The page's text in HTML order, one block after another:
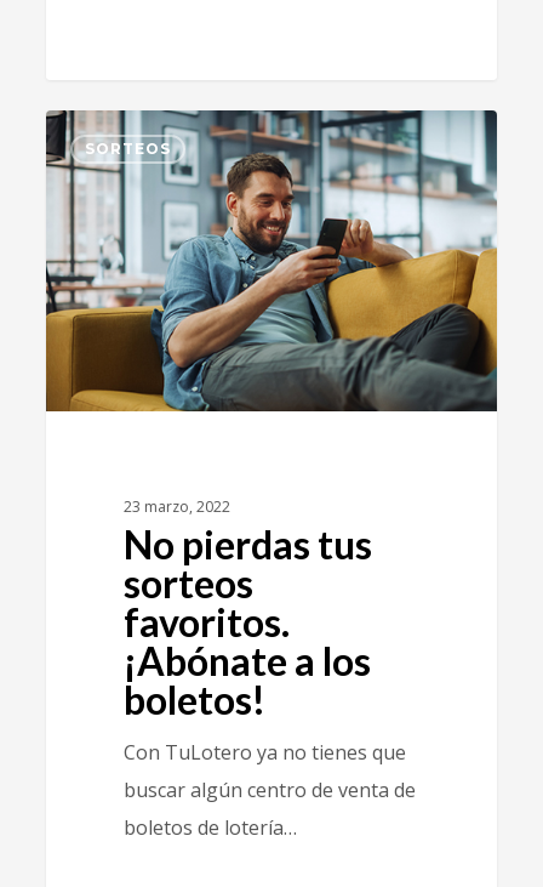
SORTEOS
23 marzo, 2022
No pierdas tus
sorteos
favoritos.
¡Abónate a los
boletos!
Con TuLotero ya no tienes que
buscar algún centro de venta de
boletos de lotería…
1